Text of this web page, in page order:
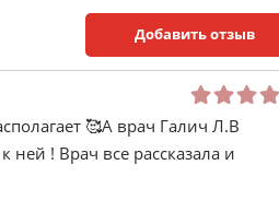
Добавить отзыв
🥰А врач Галич Л.В
ней ! Врач все рассказала и